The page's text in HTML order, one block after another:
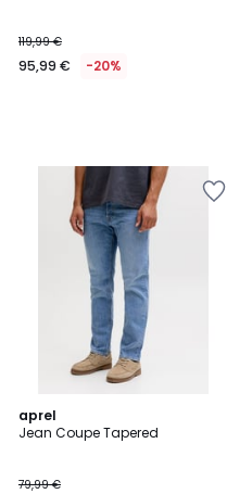
119,99 €
95,99 € -20%
aprel
Jean Coupe Tapered
79,99 €